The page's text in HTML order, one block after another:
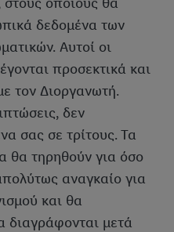
δεδομένα των
Αυτοί οι
προσεκτικά και
τον Διοργανωτή.
δεν
σας σε τρίτους. Τα
θα τηρηθούν για όσο
αναγκαίο για
και θα
διαγράφονται μετά